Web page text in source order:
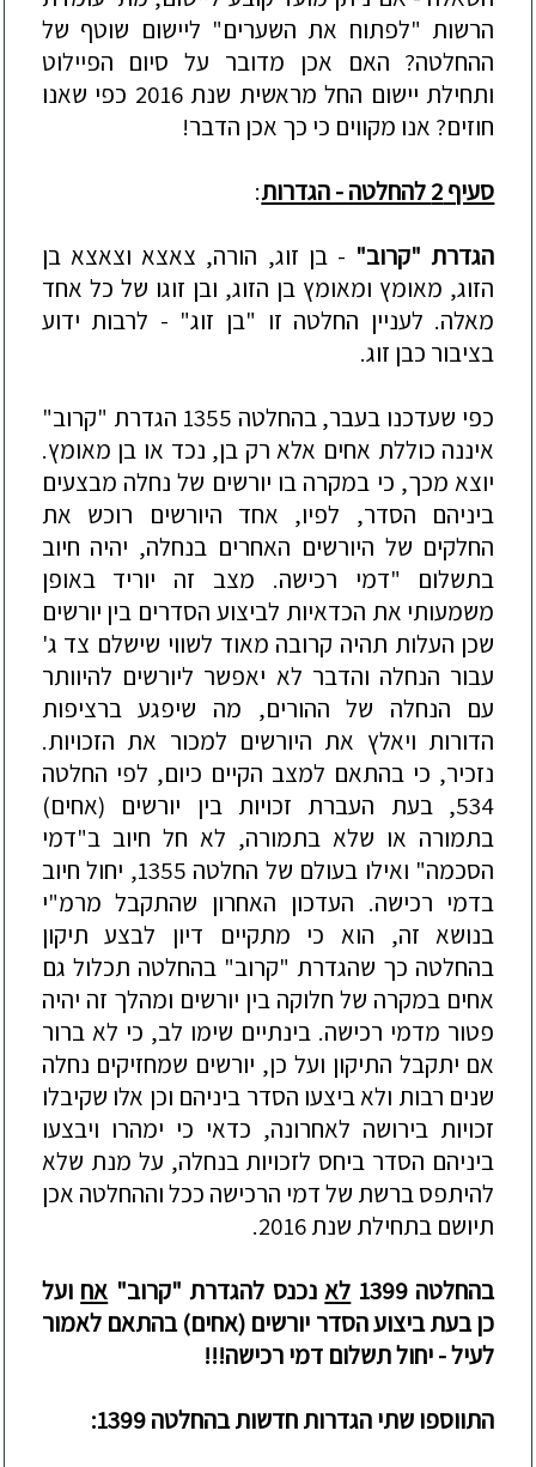
הרשות "לפתוח את השערים" ליישום שוטף של
ההחלטה? האם אכן מדובר על סיום הפיילוט
ותחילת יישום החל מראשית שנת 2016 כפי שאנו
חוזים? אנו מקווים כי כך אכן הדבר!
סעיף 2 להחלטה - הגדרות
:
הגדרת "קרוב" -בן זוג, הורה, צאצא וצאצא בן
הזוג, מאומץ ומאומץ בן הזוג, ובן זוגו של כל אחד
מאלה. לעניין החלטה זו "בן זוג"
- לרבות ידוע
בציבור כבן זוג.
כפי שעדכנו בעבר, בהחלטה 1355 הגדרת "קרוב"
איננה כוללת אחים אלא רק בן, נכד או בן מאומץ.
יוצא מכך, כי במקרה בו יורשים של נחלה מבצעים
ביניהם הסדר, לפיו, אחד היורשים רוכש את
החלקים של היורשים האחרים בנחלה, יהיה חיוב
בתשלום "דמי רכישה. מצב זה יוריד באופן
משמעותי את הכדאיות לביצוע הסדרים בין יורשים
שכן העלות תהיה קרובה מאוד לשווי שישלם צד ג'
עבור הנחלה והדבר לא יאפשר ליורשים להיוותר
עם הנחלה של ההורים, מה שיפגע ברציפות
הדורות ויאלץ את היורשים למכור את הזכויות.
נזכיר, כי בהתאם למצב הקיים כיום, לפי החלטה
534, בעת העברת זכויות בין יורשים (אחים)
בתמורה או שלא בתמורה, לא חל חיוב ב"דמי
הסכמה" ואילו בעולם של החלטה 1355, יחול חיוב
בדמי רכישה. העדכון האחרון שהתקבל מרמ"י
בנושא זה, הוא כי מתקיים דיון לבצע תיקון
בהחלטה כך שהגדרת "קרוב" בהחלטה תכלול גם
אחים במקרה של חלוקה בין יורשים ומהלך זה יהיה
פטור מדמי רכישה. בינתיים שימו לב, כי לא ברור
אם יתקבל התיקון ועל כן, יורשים שמחזיקים נחלה
שנים רבות ולא ביצעו הסדר ביניהם וכן אלו שקיבלו
זכויות בירושה לאחרונה, כדאי כי ימהרו ויבצעו
ביניהם הסדר ביחס לזכויות בנחלה, על מנת שלא
להיתפס ברשת של דמי הרכישה ככל וההחלטה אכן
תיושם בתחילת שנת 2016.
בהחלטה 1399
לא נכנס להגדרת "קרוב" אח ועל
כן בעת ביצוע הסדר יורשים (אחים) בהתאם לאמור
לעיל - יחול תשלום דמי רכישה!!!
התווספו שתי הגדרות חדשות בהחלטה1399: